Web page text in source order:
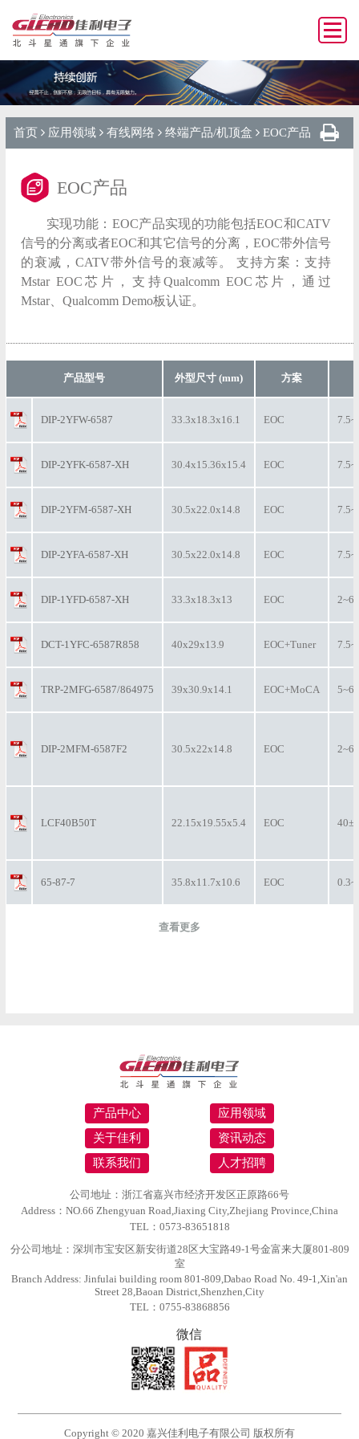
首页 应用领域 有线网络 终端产品/机顶盒 EOC产品
EOC产品
实现功能：EOC产品实现的功能包括EOC和CATV
信号的分离或者EOC和其它信号的分离，EOC带外信号
的衰减，CATV带外信号的衰减等。 支持方案：支持
Mstar EOC芯片，支持Qualcomm EOC芯片，通过
Mstar、Qualcomm Demo板认证。
产品型号 外型尺寸 (mm) 方案
DIP-2YFW-6587 33.3x18.3x16.1 EOC
DIP-2YFK-6587-XH 30.4x15.36x15.4 EOC
DIP-2YFM-6587-XH 30.5x22.0x14.8 EOC
DIP-2YFA-6587-XH 30.5x22.0x14.8 EOC
DIP-1YFD-6587-XH 33.3x18.3x13 EOC
DCT-1YFC-6587R858 40x29x13.9 EOC+Tuner
TRP-2MFG-6587/864975 39x30.9x14.1 EOC+MoCA
DIP-2MFM-6587F2 30.5x22x14.8 EOC
LCF40B50T 22.15x19.55x5.4 EOC
65-87-7 35.8x11.7x10.6 EOC
查看更多
产品中心
应用领域
关于佳利
资讯动态
联系我们
人才招聘
公司地址：浙江省嘉兴市经济开发区正原路66号
Address：NO.66 Zhengyuan Road,Jiaxing City,Zhejiang Province,China
TEL：0573-83651818
分公司地址：深圳市宝安区新安街道28区大宝路49-1号金富来大厦801-809
室
Branch Address: Jinfulai building room 801-809,Dabao Road No. 49-1,Xin'an
Street 28,Baoan District,Shenzhen,City
TEL：0755-83868856
微信
Copyright © 2020 嘉兴佳利电子有限公司 版权所有